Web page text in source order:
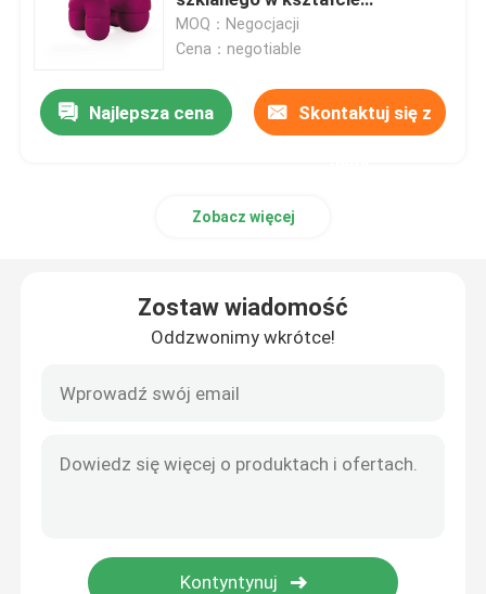
Repliki krzeseł do jadalni
Skórzany fotel wypoczynkowy
Stołek barowy i krzesła
Krzesło leżankowe do wnętrz
Współczesne szklane stoliki kawowe
zwierzęcia
MOQ：Negocjacji
Cena：negotiable
Najlepsza cena Skontaktuj się z
Zobacz więcej
Zostaw wiadomość
Oddzwonimy wkrótce!